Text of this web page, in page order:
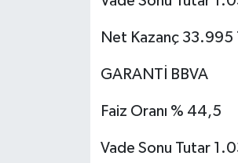
Net Kazanç 33.995
GARANTİ BBVA
Faiz Oranı % 44,5
Vade Sonu Tutar